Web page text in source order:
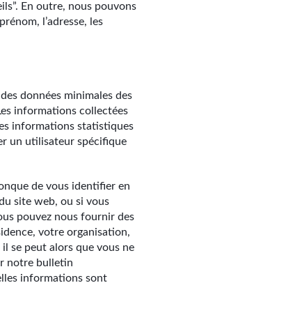
En outre, nous pouvons
l’adresse, les
données minimales des
informations collectées
informations statistiques
un utilisateur spécifique
de vous identifier en
site web, ou si vous
pouvez nous fournir des
votre organisation,
se peut alors que vous ne
notre bulletin
informations sont